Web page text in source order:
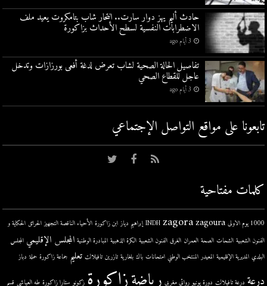
حادث أليم يهز دوار سارت.. انتحار شاب بتامكروت يعيد ملف
الاضطرابات النفسية لسطح الأحداث بزاكورة
3 أيام ago
تفاصيل الحالة الصحية لشاب تعرض لدغة أفعى بورزازات وتدخل
عاجل للقطاع الصحي
3 أيام ago
تابعونا على مواقع التواصل اﻹجتماعي
كلمات مفتاحية
1000 يوم الاولى INDH zagora zagoura إبراهيم دياز ابن زاكورة الأحياء الناقصة التجهيز الحرائق الحكاية و
الفنون الشعبية الشحات الصحة العمران الغرق الفنون الشعبية الكرة الذهبية المبادرة الوطنية المجلس الإقليمي المجلس
البلدي المديرية الإقليمية المعيدر المنتخب الوطني امتحانات باك بلغارية تازرين تافيلالت تعليم جماعة زاكورة حملة دباز
درعة درعة تافيلالت دورة يونيو روائي مغربي رياضةزاكورة زكونو ستارا زاكورة طه العياشي قسم